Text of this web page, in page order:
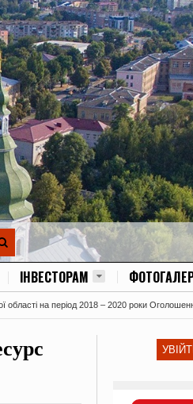
ІНВЕСТОРАМ
області на період 2018 – 2020 роки